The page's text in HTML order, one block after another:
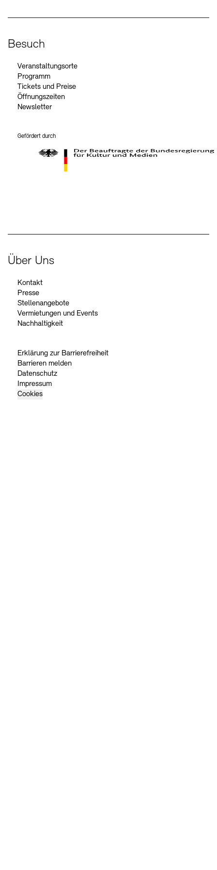
Besuch
Veranstaltungsorte
Programm
Tickets und Preise
Öffnungszeiten
Newsletter
Gefördert durch
Über Uns
Kontakt
Presse
Stellenangebote
Vermietungen und Events
Nachhaltigkeit
Erklärung zur Barrierefreiheit
Barrieren melden
Datenschutz
Impressum
Cookies